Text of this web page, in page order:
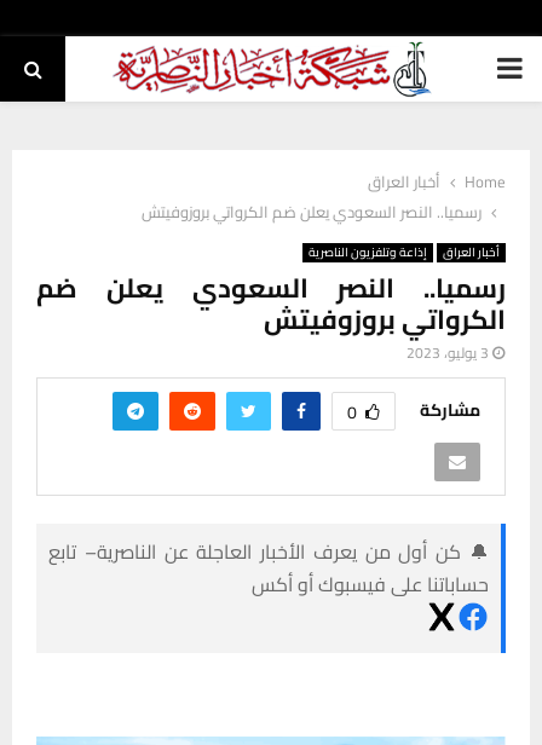
PRIMARY
Home
أخبار العراق
رسميا.. النصر السعودي يعلن ضم الكرواتي بروزوفيتش
أخبار العراق إذاعة وتلفزيون الناصرية
رسميا.. النصر السعودي يعلن ضم
الكرواتي بروزوفيتش
3 يوليو، 2023
مشاركة 0
🔔 كن أول من يعرف الأخبار العاجلة عن الناصرية– تابع
حساباتنا على فيسبوك أو أكس